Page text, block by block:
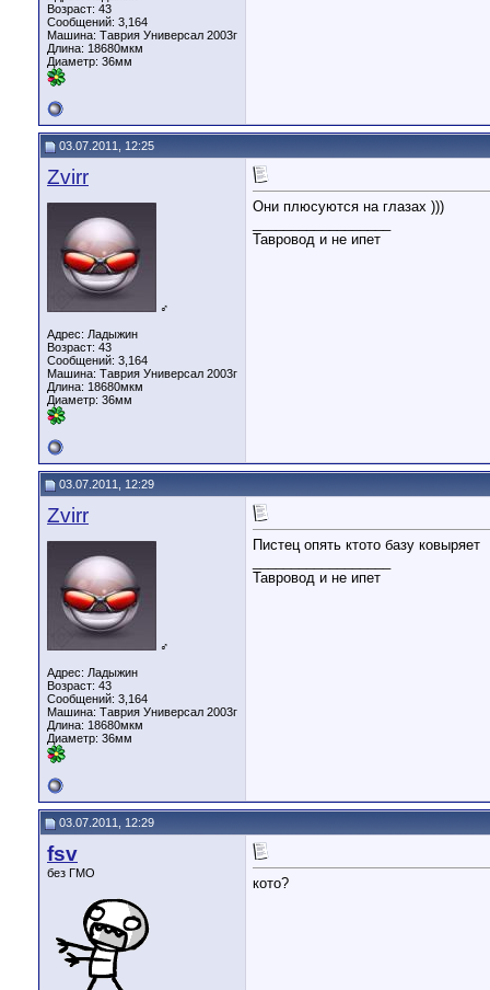
Возраст: 43
Сообщений: 3,164
Машина: Таврия Универсал 2003г
Длина: 18680мкм
Диаметр: 36мм
03.07.2011, 12:25
Zvirr
♂
Адрес: Ладыжин
Возраст: 43
Сообщений: 3,164
Машина: Таврия Универсал 2003г
Длина: 18680мкм
Диаметр: 36мм
Они плюсуются на глазах )))
Тавровод и не ипет
03.07.2011, 12:29
Zvirr
♂
Адрес: Ладыжин
Возраст: 43
Сообщений: 3,164
Машина: Таврия Универсал 2003г
Длина: 18680мкм
Диаметр: 36мм
Пистец опять ктото базу ковыряет
Тавровод и не ипет
03.07.2011, 12:29
fsv
без ГМО
кото?